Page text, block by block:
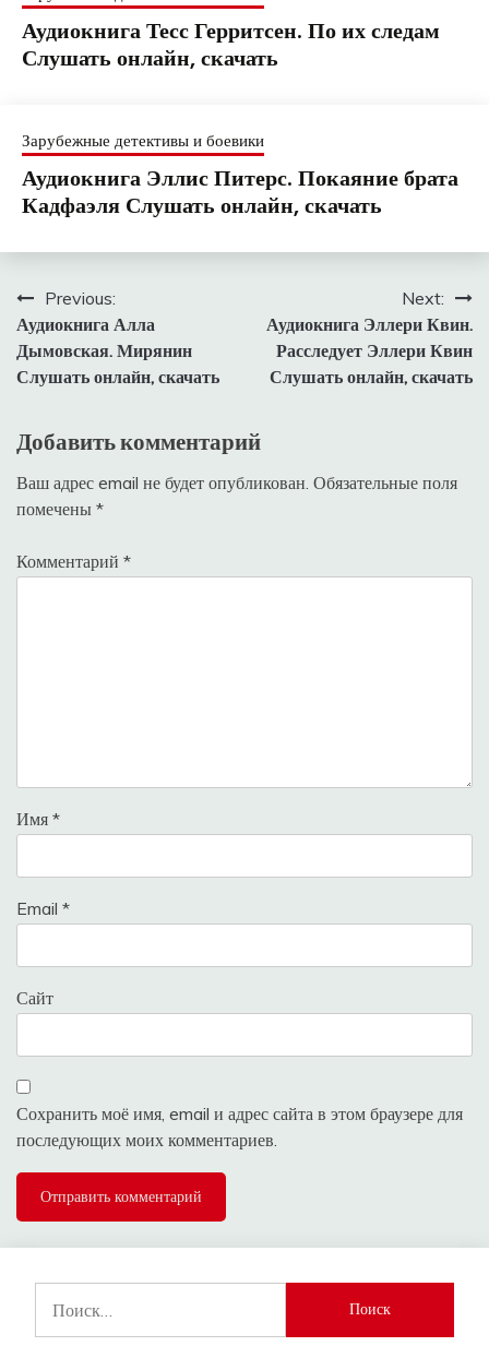
Аудиокнига Тесс Герритсен. По их следам
Слушать онлайн, скачать
Зарубежные детективы и боевики
Аудиокнига Эллис Питерс. Покаяние брата
Кадфаэля Слушать онлайн, скачать
Навигация
по
записям
Previous:
Аудиокнига Алла
Дымовская. Мирянин
Слушать онлайн, скачать
Next:
Аудиокнига Эллери Квин.
Расследует Эллери Квин
Слушать онлайн, скачать
Добавить комментарий
Ваш адрес email не будет опубликован. Обязательные поля
помечены *
Комментарий *
Имя *
Email *
Сайт
Сохранить моё имя, email и адрес сайта в этом браузере для
последующих моих комментариев.